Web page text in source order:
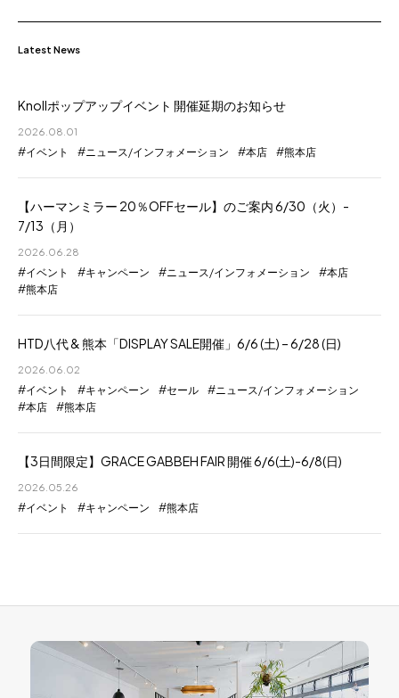
Latest News
Knollポップアップイベント 開催延期のお知らせ
2026.08.01
イベント ニュース/インフォメーション 本店 熊本店
【ハーマンミラー 20％OFFセール】のご案内 6/30（火）-
7/13（月）
2026.06.28
イベント キャンペーン ニュース/インフォメーション
本店
熊本店
HTD八代 & 熊本「DISPLAY SALE開催」6/6 (土) – 6/28 (日)
2026.06.02
イベント キャンペーン セール
ニュース/インフォメーション
本店
熊本店
【3日間限定】GRACE GABBEH FAIR 開催 6/6(土)-6/8(日)
2026.05.26
イベント キャンペーン 熊本店